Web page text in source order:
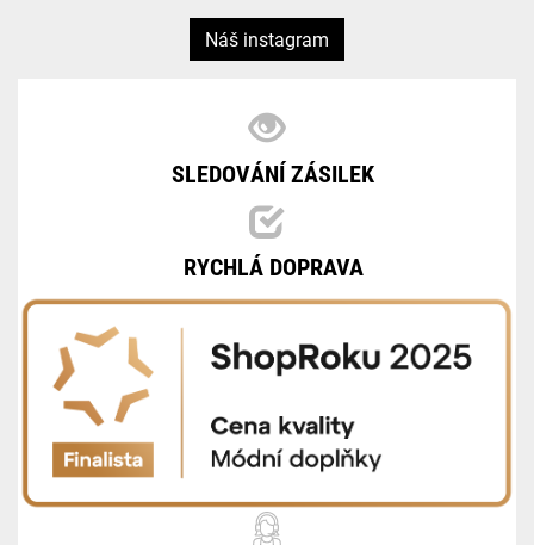
Náš instagram
SLEDOVÁNÍ ZÁSILEK
RYCHLÁ DOPRAVA